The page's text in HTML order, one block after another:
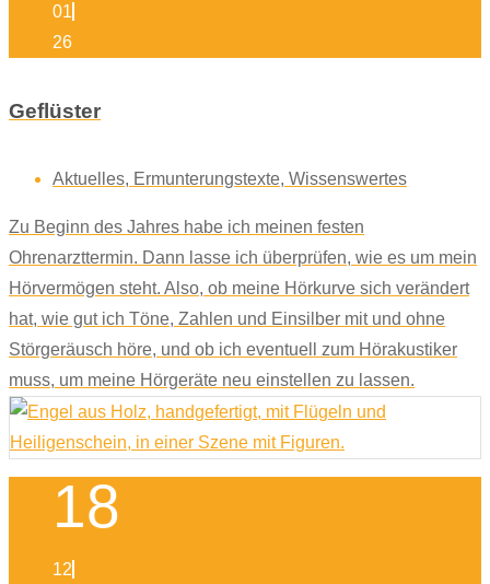
01
26
Geflüster
Aktuelles, Ermunterungstexte, Wissenswertes
Zu Beginn des Jahres habe ich meinen festen
Ohrenarzttermin. Dann lasse ich überprüfen, wie es um mein
Hörvermögen steht. Also, ob meine Hörkurve sich verändert
hat, wie gut ich Töne, Zahlen und Einsilber mit und ohne
Störgeräusch höre, und ob ich eventuell zum Hörakustiker
muss, um meine Hörgeräte neu einstellen zu lassen.
18
12